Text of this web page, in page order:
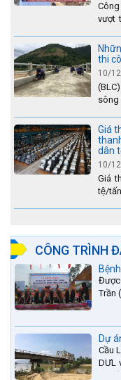
vượt
Lào
thi
10/
lũ....
Giá
dân
10/
Giá
tệ/
sự
CÔNG TRÌNH
Được
Trần
Hợp
Dự
Cầu
DƯL
La